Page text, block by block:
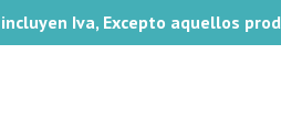
Iva, Excepto aquellos